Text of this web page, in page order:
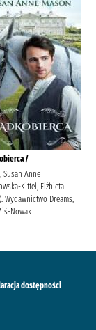
/
Susan Anne
Kittel, Elżbieta
Wydawnictwo Dreams,
Nowak
dostępności